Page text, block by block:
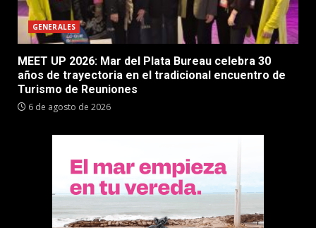
GENERALES
MEET UP 2026: Mar del Plata Bureau celebra 30
años de trayectoria en el tradicional encuentro de
Turismo de Reuniones
6 de agosto de 2026